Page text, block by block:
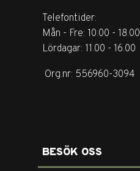
Telefontider:
Mån - Fre: 10.00 - 18.00
Lördagar: 11.00 - 16.00
Org.nr: 556960-3094
BESÖK OSS